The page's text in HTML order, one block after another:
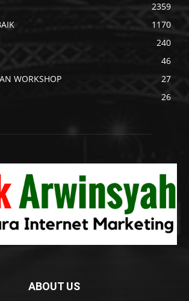
2359
1170
240
46
WORKSHOP
27
26
ABOUT US